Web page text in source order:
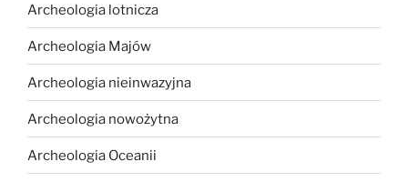
Archeologia lotnicza
Archeologia Majów
Archeologia nieinwazyjna
Archeologia nowożytna
Archeologia Oceanii